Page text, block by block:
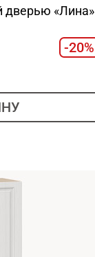
дверью «Лина»
-20%